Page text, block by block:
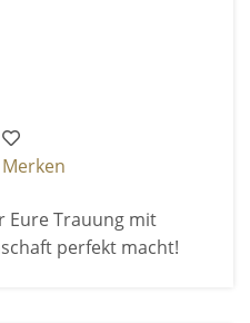
Merken
Eure Trauung mit
perfekt macht!